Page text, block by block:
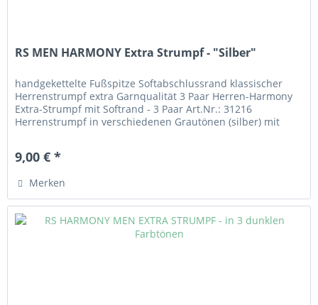
RS MEN HARMONY Extra Strumpf - "Silber"
handgekettelte Fußspitze Softabschlussrand klassischer
Herrenstrumpf extra Garnqualität 3 Paar Herren-Harmony
Extra-Strumpf mit Softrand - 3 Paar Art.Nr.: 31216
Herrenstrumpf in verschiedenen Grautönen (silber) mit
Baumwolle, 817 % Polyamid und 3% Elasthan. Extra...
9,00 € *
Merken